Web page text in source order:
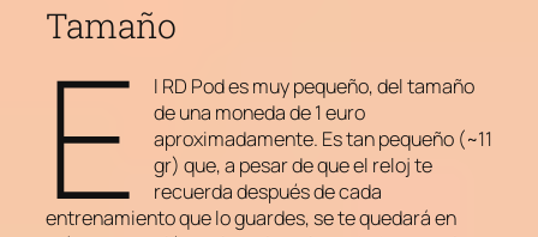
Tamaño
E
l RD Pod es muy pequeño, del tamaño
de una moneda de 1 euro
aproximadamente. Es tan pequeño (~11
gr) que, a pesar de que el reloj te
recuerda después de cada
entrenamiento que lo guardes, se te quedará en